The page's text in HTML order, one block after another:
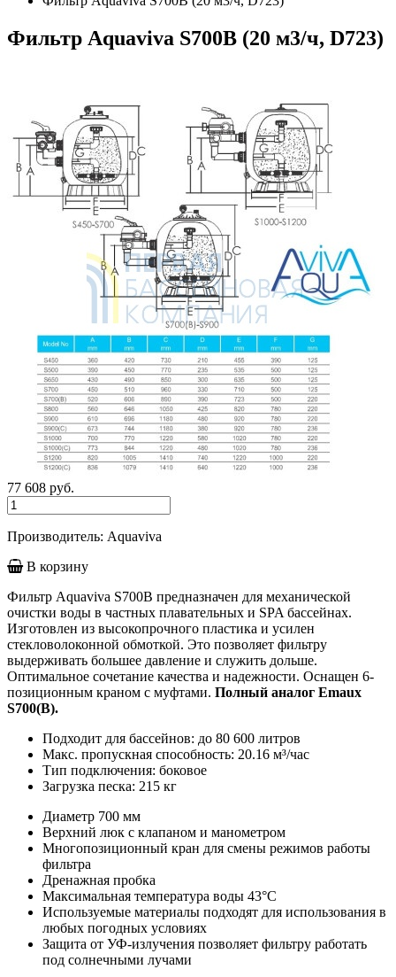
Фильтр Aquaviva S700B (20 м3/ч, D723)
77 608 руб.
Производитель: Aquaviva
В корзину
Фильтр Aquaviva S700B предназначен для механической
очистки воды в частных плавательных и SPA бассейнах.
Изготовлен из высокопрочного пластика и усилен
стекловолоконной обмоткой. Это позволяет фильтру
выдерживать большее давление и служить дольше.
Оптимальное сочетание качества и надежности. Оснащен 6-
позиционным краном с муфтами. Полный аналог Emaux
S700(B).
Подходит для бассейнов: до 80 600 литров
Макс. пропускная способность: 20.16 м³/час
Тип подключения: боковое
Загрузка песка: 215 кг
Диаметр 700 мм
Верхний люк с клапаном и манометром
Многопозиционный кран для смены режимов работы
фильтра
Дренажная пробка
Максимальная температура воды 43°С
Используемые материалы подходят для использования в
любых погодных условиях
Защита от УФ-излучения позволяет фильтру работать
под солнечными лучами